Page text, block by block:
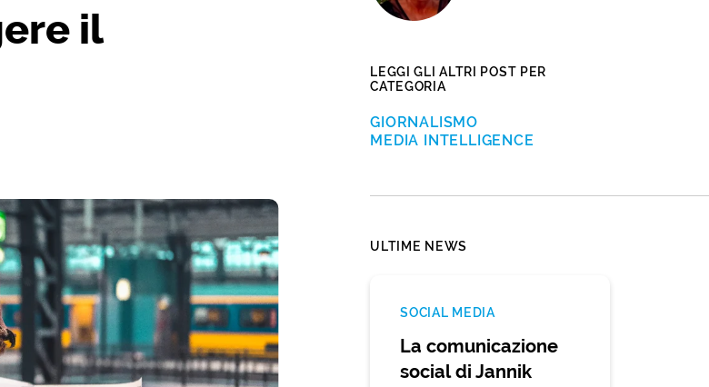
il
LEGGI GLI ALTRI POST PER
CATEGORIA
GIORNALISMO
MEDIA INTELLIGENCE
ULTIME NEWS
SOCIAL MEDIA
La comunicazione
social di Jannik